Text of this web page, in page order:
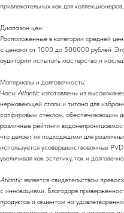
привлекательных как для
Диапазон цен:
Расположенные в категории средней
с ценами от 1000 до 500000 рублей.
аудитории испытать мастерство и
Материалы и долговечность:
Часы Atlanticизготовлены из
нержавеющей стали и титана для
сапфировым стеклом, обеспечивающим
различные рейтинги
что делает их подходящими для
используется усовершенствованные
увеличивая как эстетику, так и
Atlanticявляется свидетельством
с инновациями. Благодаря
продуктов и акцентом на